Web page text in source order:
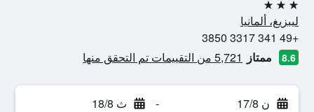
3 نجوم
ليبزيغ، ألمانيا
+49 341 3317 3850
8.6 ممتاز 5,721 من التقييمات تم التحقق منها
ن 17/8 - ث 18/8